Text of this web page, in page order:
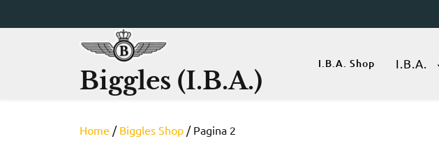
naar
Biggles (I.B.A.)
I.B.A. Shop I.B.A.
Home / Biggles Shop / Pagina 2